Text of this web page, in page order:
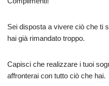
Sei disposta a vivere ciò che ti
hai già rimandato troppo.
Capisci che realizzare i tuoi
affronterai con tutto ciò che hai.